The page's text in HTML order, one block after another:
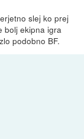
slej ko prej
bolj ekipna igra
podobno BF.